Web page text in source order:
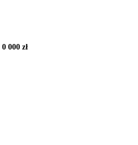
0 000 zł